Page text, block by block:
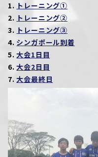
1. トレーニング①
2. トレーニング②
3. トレーニング③
4. シンガポール到着
5.大会1日目
6.大会2日目
7.大会最終日